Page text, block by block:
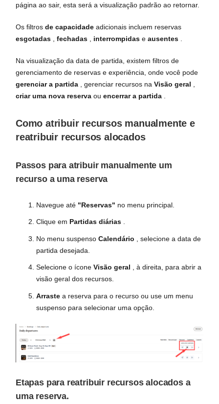
página ao sair, esta será a visualização padrão ao retornar.
Os filtros de capacidade adicionais incluem reservas
esgotadas
fechadas interrompidas e ausentes
Na visualização da data de partida, existem filtros de
gerenciamento de reservas e experiência, onde você pode
gerenciar a partida , gerenciar recursos na Visão geral
criar uma nova reserva ou encerrar a partida
Como atribuir recursos manualmente e
reatribuir recursos alocados
Passos para atribuir manualmente um
recurso a uma reserva
Navegue até "Reservas" no menu principal.
Clique em Partidas diárias
No menu suspenso Calendário , selecione a data de
partida desejada.
Selecione o ícone Visão geral , à direita, para abrir a
visão geral dos recursos.
Arraste a reserva para o recurso ou use um menu
suspenso para selecionar uma opção.
Etapas para reatribuir recursos alocados a
uma reserva.